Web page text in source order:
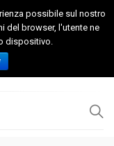
nella Capitanata
possibile sul nostro
del browser, l'utente ne
dispositivo.